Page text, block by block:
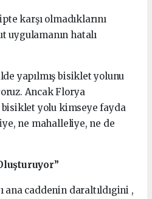
karşı olmadıklarını
uygulamanın hatalı
yapılmış bisiklet yolunu
Ancak Florya
bisiklet yolu kimseye fayda
ne mahalleliye, ne de
ana caddenin daraltıldıgini ,